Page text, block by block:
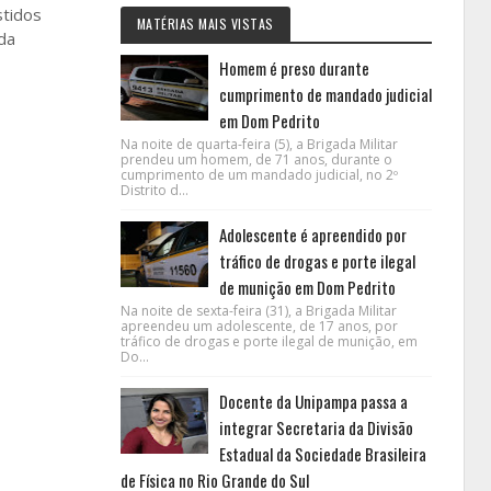
MATÉRIAS MAIS VISTAS
Homem é preso durante
cumprimento de mandado judicial
em Dom Pedrito
Na noite de quarta-feira (5), a Brigada Militar
prendeu um homem, de 71 anos, durante o
cumprimento de um mandado judicial, no 2º
Distrito d...
Adolescente é apreendido por
tráfico de drogas e porte ilegal
de munição em Dom Pedrito
Na noite de sexta-feira (31), a Brigada Militar
apreendeu um adolescente, de 17 anos, por
tráfico de drogas e porte ilegal de munição, em
Do...
Docente da Unipampa passa a
integrar Secretaria da Divisão
Estadual da Sociedade Brasileira
de Física no Rio Grande do Sul